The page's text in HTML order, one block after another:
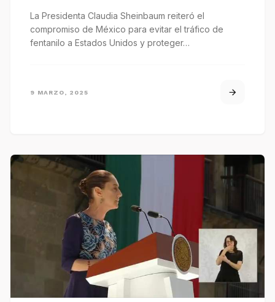
La Presidenta Claudia Sheinbaum reiteró el
compromiso de México para evitar el tráfico de
fentanilo a Estados Unidos y proteger…
9 MARZO, 2025